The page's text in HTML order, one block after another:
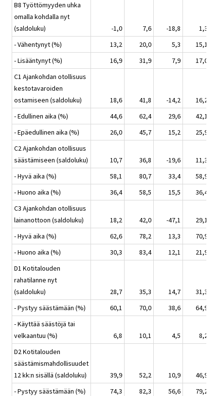
B8 Työttömyyden uhka
omalla kohdalla nyt
(saldoluku)
-1,0 7,6 -18,8
1,3
- Vähentynyt (%)
13,2 20,0 5,3
15,1
- Lisääntynyt (%)
16,9 31,9 7,9
17,0
C1 Ajankohdan otollisuus
kestotavaroiden
ostamiseen (saldoluku)
18,6 41,8 -14,2
16,2
- Edullinen aika (%)
44,6 62,4 29,6
42,1
- Epäedullinen aika (%)
26,0 45,7 15,2
25,9
C2 Ajankohdan otollisuus
säästämiseen (saldoluku)
10,7 36,8 -19,6
11,3
- Hyvä aika (%)
58,1 80,7 33,4
58,9
- Huono aika (%)
36,4 58,5 15,5
36,4
C3 Ajankohdan otollisuus
lainanottoon (saldoluku)
18,2 42,0 -47,1
29,1
- Hyvä aika (%)
62,6 78,2 13,3
70,9
- Huono aika (%)
30,3 83,4 12,1
21,9
D1 Kotitalouden
rahatilanne nyt
(saldoluku)
28,7 35,3 14,7
31,3
- Pystyy säästämään (%)
60,1 70,0 38,6
64,9
- Käyttää säästöjä tai
velkaantuu (%)
6,8 10,1 4,5
8,2
D2 Kotitalouden
säästämismahdollisuudet
12 kk:n sisällä (saldoluku)
39,9 52,2 10,9
46,9
- Pystyy säästämään (%)
74,3 82,3 56,6 79,2